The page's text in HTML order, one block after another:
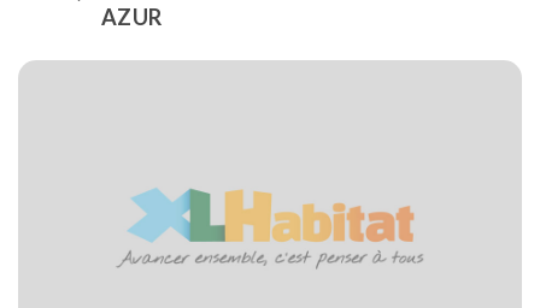
AZUR